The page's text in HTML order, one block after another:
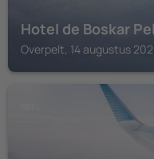
Hotel de Boskar
Overpelt, 14 augustus